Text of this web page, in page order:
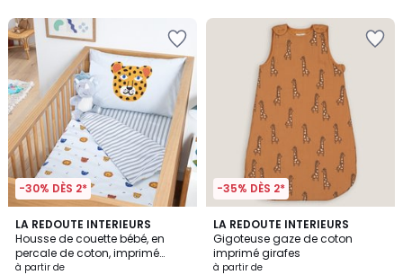
-30% DÈS 2*
LA REDOUTE INTERIEURS
Housse de couette bébé, en
percale de coton, imprimé
animaux, PETITE SAVANE
à partir de
-35% DÈS 2*
LA REDOUTE INTERIEURS
Gigoteuse gaze de coton
imprimé girafes
à partir de
4,9
/ 5